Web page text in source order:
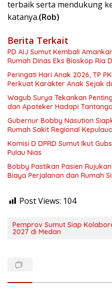
terbaik serta mendukung
katanya.(Rob)
Berita Terkait
PD AIJ Sumut Kembali
Rumah Dinas Eks Bioskop Ria
Peringati Hari Anak 2026, TP
Perkuat Karakter Anak Sejak
Wagub Surya Tekankan Pentingnya
dan Apoteker Hadapi
Gubernur Bobby Nasution
Rumah Sakit Regional
Komisi D DPRD Sumut Ikut
Pulau Nias
Bobby Pastikan Pasien
Biaya Perjalanan dan Rumah
Post Views: 104
Pemprov Sumut Siap
2027 di Medan